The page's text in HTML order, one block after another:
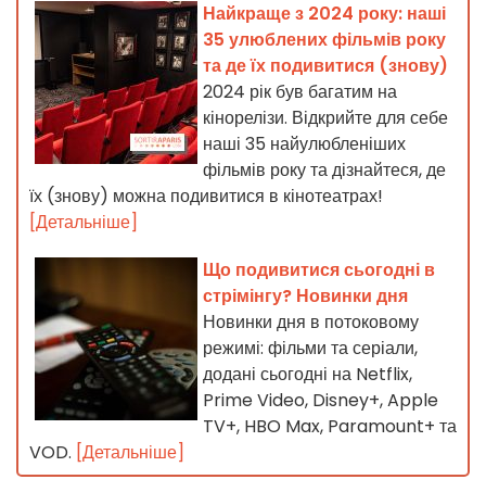
Найкраще з 2024 року: наші
35 улюблених фільмів року
та де їх подивитися (знову)
2024 рік був багатим на
кінорелізи. Відкрийте для себе
наші 35 найулюбленіших
фільмів року та дізнайтеся, де
їх (знову) можна подивитися в кінотеатрах!
[Детальніше]
Що подивитися сьогодні в
стрімінгу? Новинки дня
Новинки дня в потоковому
режимі: фільми та серіали,
додані сьогодні на Netflix,
Prime Video, Disney+, Apple
TV+, HBO Max, Paramount+ та
VOD. [Детальніше]